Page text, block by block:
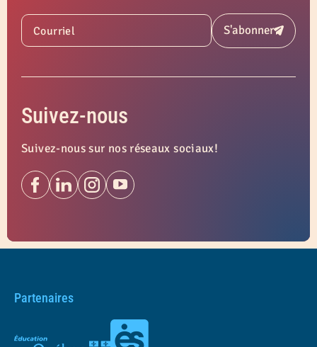
Courriel S'abonnerSoumettre
Suivez-nous
Suivez-nous sur nos réseaux sociaux!
Partenaires